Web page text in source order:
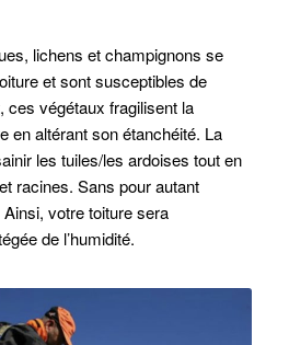
lichens et champignons se
et sont susceptibles de
ces végétaux fragilisent la
en altérant son étanchéité. La
les tuiles/les ardoises tout en
racines. Sans pour autant
votre toiture sera
de l’humidité.